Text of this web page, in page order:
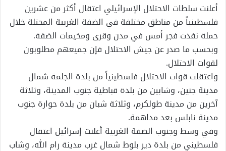
أعلنت سلطات الاحتلال الإسرائيلي اعتقال أكثر من عشرين
فلسطينياً من مناطق مختلفة في الضفة الغربية المحتلة خلال
حملة نفذت فجر أمس في مدن وقرى ومخيمات الضفة.
وبحسب ما صدر عن جيش الاحتلال فإن جميعهم مطلوبون
لقوات الاحتلال.
واعتقلت قوات الاحتلال فلسطينياً من بلدة الجلمة شمال
مدينة جنين، وشابين من بلدة قباطية جنوب المدينة، وثلاثة
آخرين من مدينة طولكرم، وثلاثة شبان من بلدة حوارة جنوب
مدينة نابلس بعد مداهمة.
وفي وسط وجنوب الضفة الغربية أعلنت إسرائيل اعتقال
فلسطيني من بلدة دير بلوط شمال غرب مدينة رام الله، وشاب